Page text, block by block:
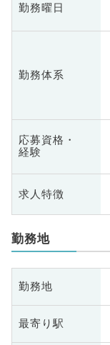
勤務曜日
勤務体系
応募資格・
経験
求人特徴
勤務地
勤務地
最寄り駅